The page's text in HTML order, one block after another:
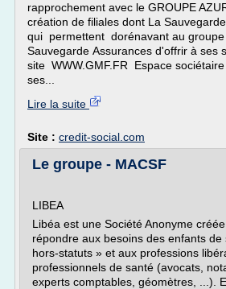
rapprochement avec le GROUPE
création de filiales dont La
qui permettent dorénavant au groupe
Sauvegarde Assurances d'offrir à ses
site WWW.GMF.FR Espace
ses...
Lire la suite
Site : credit-social.com
Le groupe - MACSF
LIBEA
Libéa est une Société Anonyme
répondre aux besoins des enfants de
hors-statuts » et aux professions
professionnels de santé (avocats,
experts comptables, géomètres, ...).